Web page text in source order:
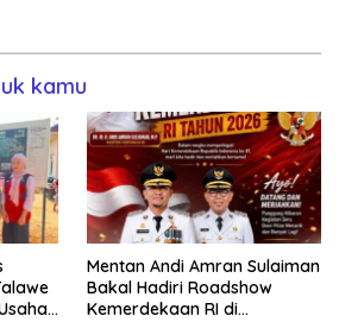
kamu
Mentan Andi Amran Sulaiman
Bakal Hadiri Roadshow
Kemerdekaan RI di